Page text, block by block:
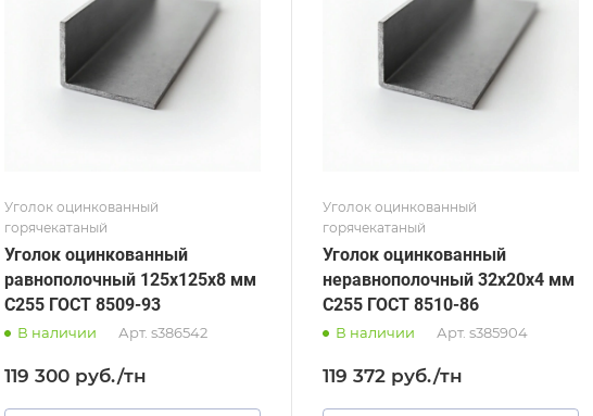
Уголок оцинкованный
горячекатаный
Уголок оцинкованный
равнополочный 125х125х8 мм
С255 ГОСТ 8509-93
В наличии Арт. s386542
119 300 руб./тн
20
Толщина, мм
Сплав / Марка стали
Оцинкованное
Уголок оцинкованный
горячекатаный
Уголок оцинкованный
неравнополочный 32х20х4 мм
С255 ГОСТ 8510-86
В наличии Арт. s385904
119 372 руб./тн
20
Толщина, мм
Сплав / Марка стали
Оцинкованное